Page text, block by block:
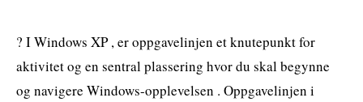
? I Windows XP , er oppgavelinjen et knutepunkt for
aktivitet og en sentral plassering hvor du skal begynne
og navigere Windows-opplevelsen . Oppgavelinjen i